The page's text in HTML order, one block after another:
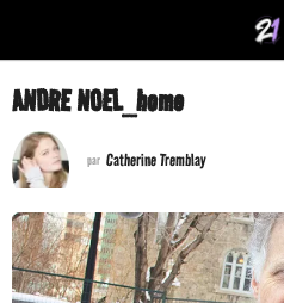
ANDRE NOEL_home
par Catherine Tremblay